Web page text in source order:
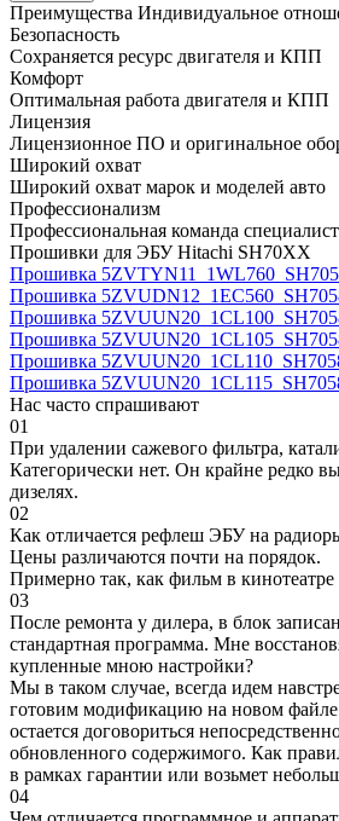
Преимущества Индивидуальное
Безопасность
Сохраняется ресурс двигателя и КПП
Комфорт
Оптимальная работа двигателя и КПП
Лицензия
Лицензионное ПО и оригинальное
Широкий охват
Широкий охват марок и моделей авто
Профессионализм
Профессиональная команда
Прошивки для ЭБУ Hitachi SH70XX
Прошивка
Прошивка
Прошивка
Прошивка
Прошивка
Прошивка
Нас часто спрашивают
01
При удалении сажевого фильтра,
Категорически нет. Он крайне редко
дизелях.
02
Как отличается рефлеш ЭБУ на
Цены различаются почти на порядок.
Примерно так, как фильм в
03
После ремонта у дилера, в блок
стандартная программа. Мне
купленные мною настройки?
Мы в таком случае, всегда идем
готовим модификацию на новом
остается договориться
обновленного содержимого. Как
в рамках гарантии или возьмет
04